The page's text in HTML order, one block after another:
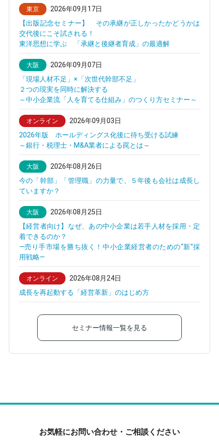
東京
2026年09月17日
【出版記念セミナー】 その承継が正しかったかどうかは
交代後にこそ試される！
東洋思想に学ぶ 「承継と後継者育成」の最適解
大阪
2026年09月07日
「現場人材不足」×「次世代幹部不足」
２つの現実を同時に解決する
～中小企業流「人を育てる仕組み」のつくり方セミナー～
オンライン
2026年09月03日
2026年版 ホールディングス化後に待ち受ける試練
～銀行・税理士・M&A業者による罠とは～
大阪
2026年08月26日
今の「幹部」「管理職」の力量で、５年後も会社は成長し
ていますか？
大阪
2026年08月25日
【経営者向け】なぜ、あの中小企業は若手人材を採用・定
着できるのか？
—売り手市場を勝ち抜く！中小企業経営者のための“新”採
用戦略—
オンライン
2026年08月24日
成長を再起動する「経営革新」のはじめ方
セミナー情報一覧を見る
お気軽にお問い合わせ・ご相談ください